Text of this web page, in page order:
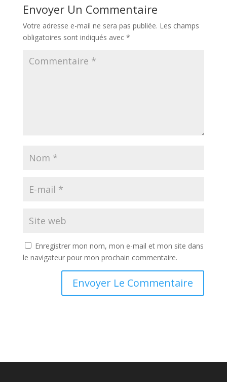
Envoyer Un Commentaire
Votre adresse e-mail ne sera pas publiée. Les champs
obligatoires sont indiqués avec *
Enregistrer mon nom, mon e-mail et mon site dans
le navigateur pour mon prochain commentaire.